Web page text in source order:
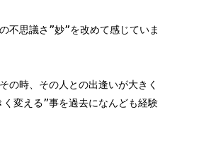
不思議さ”妙”を改めて感じていま
の時、その人との出逢いが大きく
く変える”事を過去になんども経験